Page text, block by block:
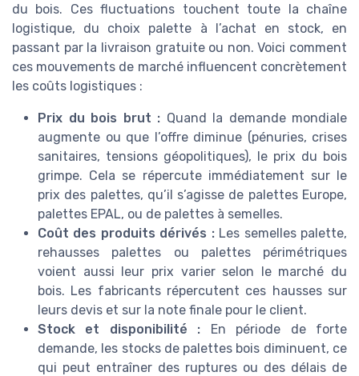
du bois. Ces fluctuations touchent toute la chaîne
logistique, du choix palette à l’achat en stock, en
passant par la livraison gratuite ou non. Voici comment
ces mouvements de marché influencent concrètement
les coûts logistiques :
Prix du bois brut : Quand la demande mondiale
augmente ou que l’offre diminue (pénuries, crises
sanitaires, tensions géopolitiques), le prix du bois
grimpe. Cela se répercute immédiatement sur le
prix des palettes, qu’il s’agisse de palettes Europe,
palettes EPAL, ou de palettes à semelles.
Coût des produits dérivés :Les semelles palette,
rehausses palettes ou palettes périmétriques
voient aussi leur prix varier selon le marché du
bois. Les fabricants répercutent ces hausses sur
leurs devis et sur la note finale pour le client.
Stock et disponibilité : En période de forte
demande, les stocks de palettes bois diminuent, ce
qui peut entraîner des ruptures ou des délais de